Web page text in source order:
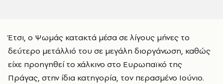
Έτσι, ο Ψωμάς κατακτά μέσα σε λίγους μήνες το
δεύτερο μετάλλιό του σε μεγάλη διοργάνωση, καθώς
είχε προηγηθεί το χάλκινο στο Ευρωπαϊκό της
Πράγας, στην ίδια κατηγορία, τον περασμένο Ιούνιο.